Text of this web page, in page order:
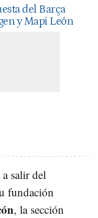
del Barça
y Mapi León
salir del
fundación
, la sección